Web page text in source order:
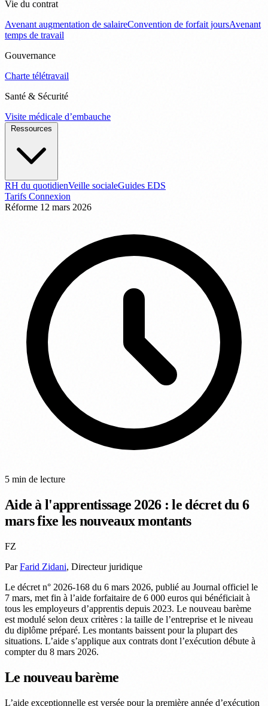
Vie du contrat
Avenant augmentation de salaireConvention de forfait joursAvenant
temps de travail
Gouvernance
Charte télétravail
Santé & Sécurité
Visite médicale d’embauche
RH du quotidienVeille socialeGuides EDS
Tarifs Connexion
Réforme 12 mars 2026
5 min de lecture
Aide à l'apprentissage 2026 : le décret du 6
mars fixe les nouveaux montants
FZ
ParFarid Zidani, Directeur juridique
Le décret n° 2026-168 du 6 mars 2026, publié au Journal officiel le
7 mars, met fin à l’aide forfaitaire de 6 000 euros qui bénéficiait à
tous les employeurs d’apprentis depuis 2023. Le nouveau barème
est modulé selon deux critères : la taille de l’entreprise et le niveau
du diplôme préparé. Les montants baissent pour la plupart des
situations. L’aide s’applique aux contrats dont l’exécution débute à
compter du 8 mars 2026.
Le nouveau barème
L’aide exceptionnelle est versée pour la première année d’exécution